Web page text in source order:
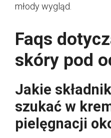
młody wygląd.
Faqs
skóry pod
Jakie
szukać w
pielęgnacji